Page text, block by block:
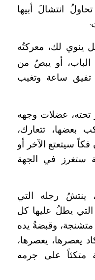
انتشالَ أبيها
:
ينوي لك، معركتُه
الباب، أو يبصُ من
ساعة وتغيب
تحته، عضلات وجهه
بعضها، تتعارك،
سيتعتع الآخر أو
ستغرز في الجهة
ينتشُ رجله التي
التي يطلُ عليها كل
متشنجة، وقبضةُ يده
يعصرها، يعصرها،
متكئاً على جرمه